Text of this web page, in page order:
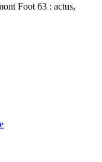
Foot 63 : actus,